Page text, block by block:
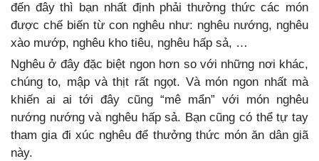
đến đây thì bạn nhất định phải thưởng thức các món
được chế biến từ con nghêu như: nghêu nướng, nghêu
xào mướp, nghêu kho tiêu, nghêu hấp sả, …
Nghêu ở đây đặc biệt ngon hơn so với những nơi khác,
chúng to, mập và thịt rất ngọt. Và món ngon nhất mà
khiến ai ai tới đây cũng “mê mẩn” với món nghêu
nướng nướng và nghêu hấp sả. Bạn cũng có thể tự tay
tham gia đi xúc nghêu để thưởng thức món ăn dân giã
này.